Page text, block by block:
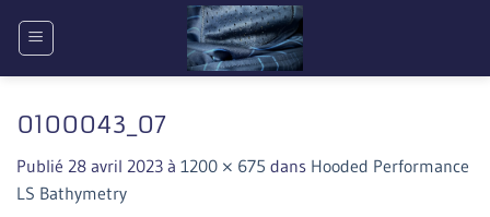
0100043_07
Publié 28 avril 2023 à 1200 × 675 dans Hooded Performance
LS Bathymetry